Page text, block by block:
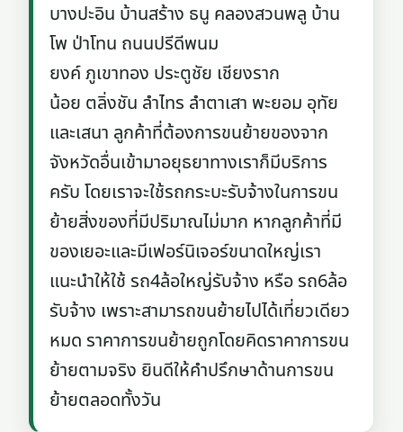
บางปะอิน บ้านสร้าง ธนู คลองสวนพลู บ้าน
โพ ป่าโทน ถนนปรีดีพนม
ยงค์ ภูเขาทอง ประตูชัย เชียงราก
น้อย ตลิ่งชัน ลำไทร ลำตาเสา พะยอม อุทัย
และเสนา ลูกค้าที่ต้องการขนย้ายของจาก
จังหวัดอื่นเข้ามาอยุธยาทางเราก็มีบริการ
ครับ โดยเราจะใช้รถกระบะรับจ้างในการขน
ย้ายสิ่งของที่มีปริมาณไม่มาก หากลูกค้าที่มี
ของเยอะและมีเฟอร์นิเจอร์ขนาดใหญ่เรา
แนะนำให้ใช้ รถ4ล้อใหญ่รับจ้าง หรือ รถ6ล้อ
รับจ้าง เพราะสามารถขนย้ายไปได้เที่ยวเดียว
หมด ราคาการขนย้ายถูกโดยคิดราคาการขน
ย้ายตามจริง ยินดีให้คำปรึกษาด้านการขน
ย้ายตลอดทั้งวัน